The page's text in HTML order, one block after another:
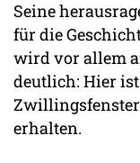
Seine
für die
wird vor allem
deutlich: Hier
erhalten.